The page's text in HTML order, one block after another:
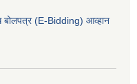
बोलपत्र (E-Bidding) आव्हान